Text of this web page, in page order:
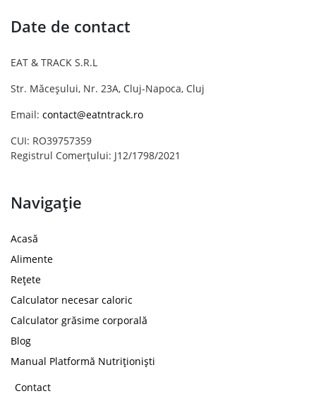
Date de contact
EAT & TRACK S.R.L
Str. Măceșului, Nr. 23A, Cluj-Napoca, Cluj
Email: contact@eatntrack.ro
CUI: RO39757359
Registrul Comerțului: J12/1798/2021
Navigație
Acasă
Alimente
Rețete
Calculator necesar caloric
Calculator grăsime corporală
Blog
Manual Platformă Nutriționiști
Contact